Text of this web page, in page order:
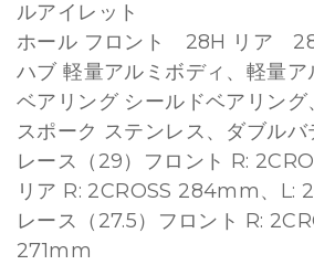
ルアイレット
ホール フロント 28H リア
ハブ 軽量アルミボディ、軽量ア
ベアリング シールドベアリン
スポーク ステンレス、ダブル
レース（29）フロント R:
リア R: 2CROSS 284mm、L:
レース（27.5）フロント R:
271mm